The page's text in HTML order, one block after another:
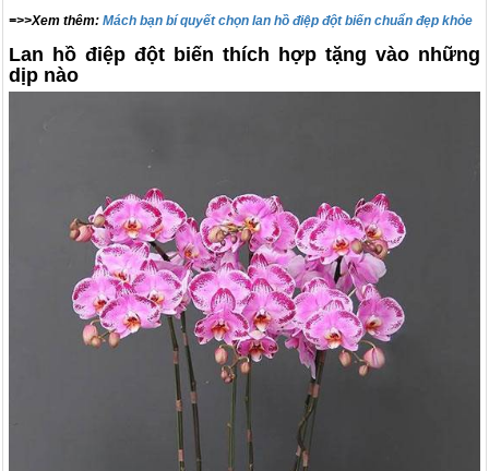
=>>Xem thêm: Mách bạn bí quyết chọn lan hồ điệp đột biến chuẩn đẹp khỏe
Lan hồ điệp đột biến thích hợp tặng vào những
dịp nào